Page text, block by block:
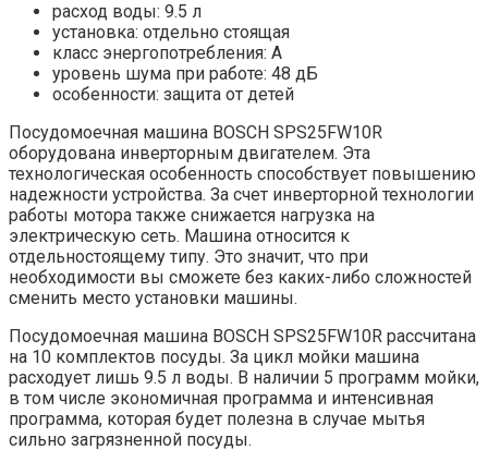
расход воды: 9.5 л
установка: отдельно стоящая
класс энергопотребления: A
уровень шума при работе: 48 дБ
особенности: защита от детей
Посудомоечная машина BOSCH SPS25FW10R
оборудована инверторным двигателем. Эта
технологическая особенность способствует повышению
надежности устройства. За счет инверторной технологии
работы мотора также снижается нагрузка на
электрическую сеть. Машина относится к
отдельностоящему типу. Это значит, что при
необходимости вы сможете без каких-либо сложностей
сменить место установки машины.
Посудомоечная машина BOSCH SPS25FW10R рассчитана
на 10 комплектов посуды. За цикл мойки машина
расходует лишь 9.5 л воды. В наличии 5 программ мойки,
в том числе экономичная программа и интенсивная
программа, которая будет полезна в случае мытья
сильно загрязненной посуды.